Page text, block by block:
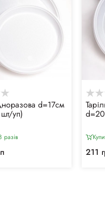
d=17см
уп)
разiв
211